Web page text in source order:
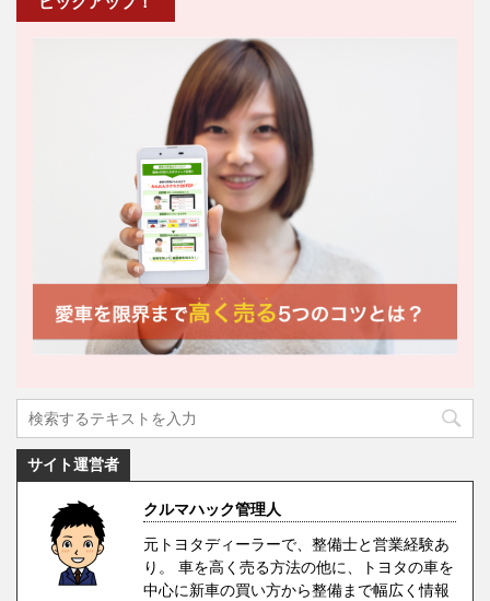
サイト運営者
クルマハック管理人
元トヨタディーラーで、整備士と営業経験あ
り。 車を高く売る方法の他に、トヨタの車を
中心に新車の買い方から整備まで幅広く情報